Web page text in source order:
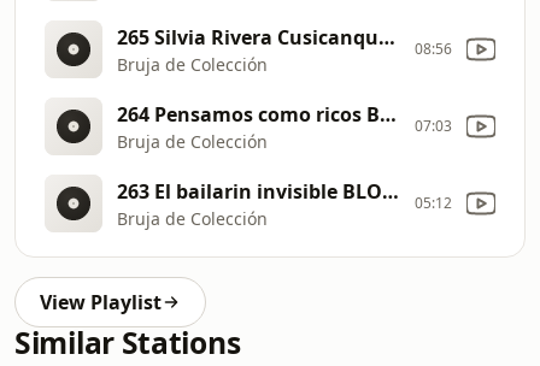
265 Silvia Rivera Cusicanqui BLOQUE 1
Bruja de Colección
08:56
264 Pensamos como ricos BLOQUE 1
Bruja de Colección
07:03
263 El bailarin invisible BLOQUE 1
Bruja de Colección
05:12
View Playlist
Similar Stations